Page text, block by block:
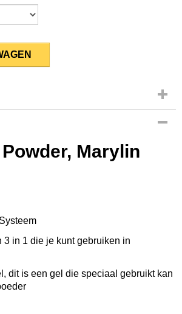
Marylin
3 in 1 die je kunt gebruiken in
dit is een gel die speciaal gebruikt kan